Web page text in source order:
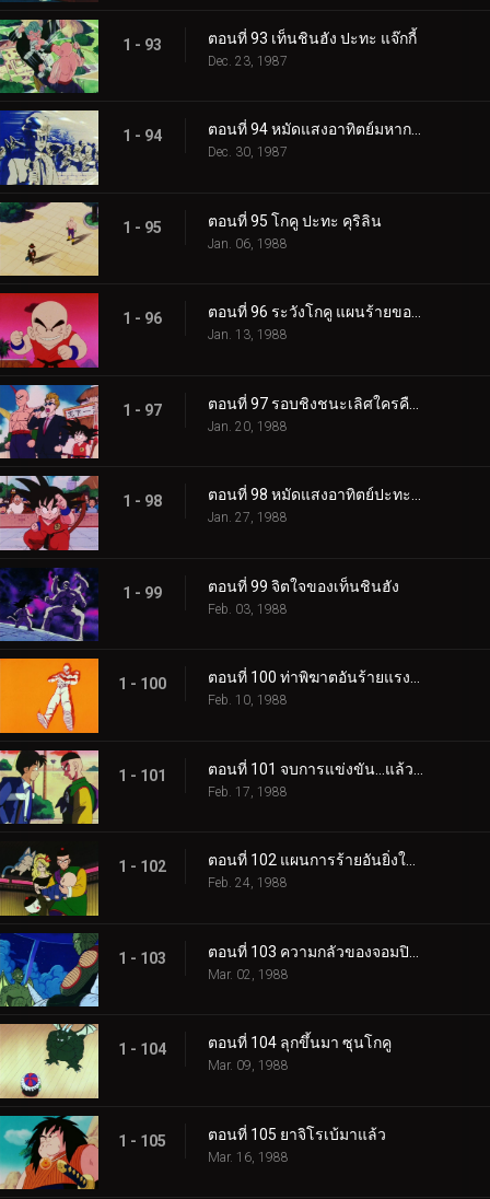
1 - 93 ตอนที่ 93 เท็นชินฮัง ปะทะ แจ๊กกี้
Dec. 23, 1987
1 - 94 ตอนที่ 94 หมัดแสงอาทิตย์มหากาฬ
Dec. 30, 1987
1 - 95 ตอนที่ 95 โกคู ปะทะ คุริลิน
Jan. 06, 1988
1 - 96 ตอนที่ 96 ระวังโกคู แผนร้ายของคุริลิน
Jan. 13, 1988
1 - 97
Jan. 20, 1988
1 - 98 ตอนที่ 98 หมัดแสงอาทิตย์ปะทะพลังขั้นต่อสู้
Jan. 27, 1988
1 - 99 ตอนที่ 99 จิตใจของเท็นชินฮัง
Feb. 03, 1988
1 - 100 ตอนที่ 100 ท่าพิฆาตอันร้ายแรงที่สุด
Feb. 10, 1988
1 - 101
Feb. 17, 1988
1 - 102 ตอนที่ 102 แผนการร้ายอันยิ่งใหญ่
Feb. 24, 1988
1 - 103
Mar. 02, 1988
1 - 104 ตอนที่ 104 ลุกขึ้นมา ซุนโกคู
Mar. 09, 1988
1 - 105 ตอนที่ 105 ยาจิโรเบ้มาแล้ว
Mar. 16, 1988